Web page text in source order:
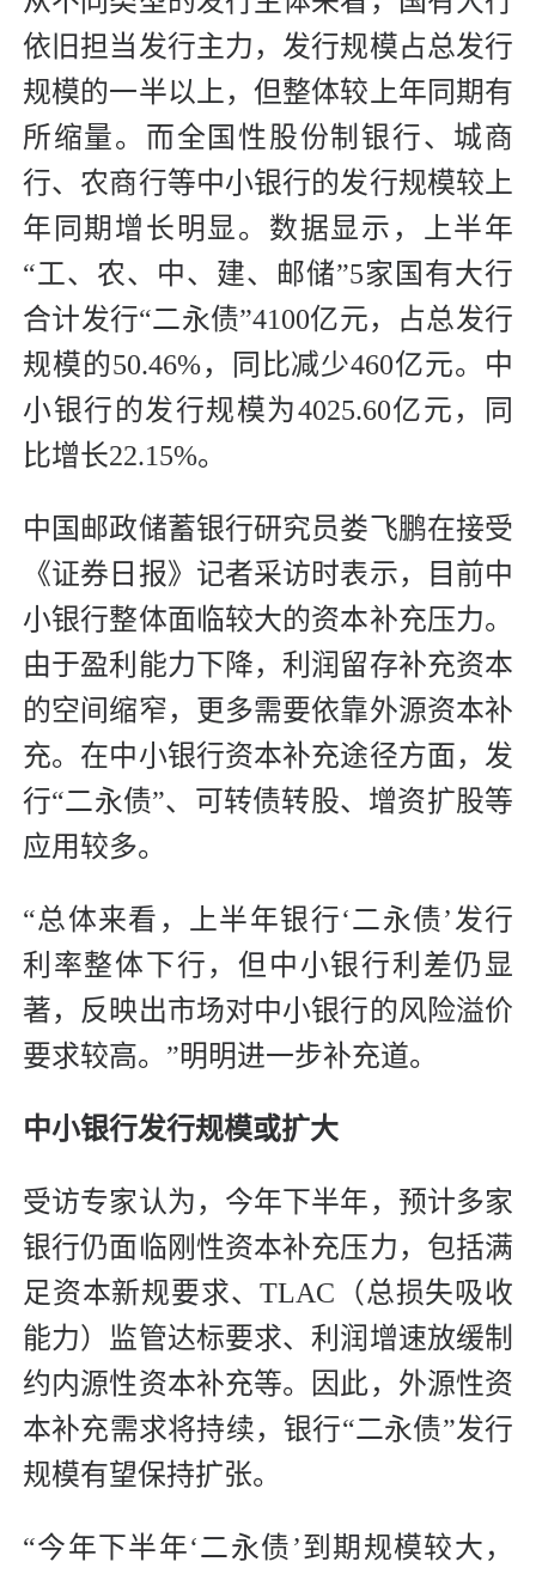
依旧担当发行主力，发行规模占总发行
规模的一半以上，但整体较上年同期有
所缩量。而全国性股份制银行、城商
行、农商行等中小银行的发行规模较上
年同期增长明显。数据显示，上半年
“工、农、中、建、邮储”5家国有大行
合计发行“二永债”4100亿元，占总发行
规模的50.46%，同比减少460亿元。中
小银行的发行规模为4025.60亿元，同
比增长22.15%。
中国邮政储蓄银行研究员娄飞鹏在接受
《证券日报》记者采访时表示，目前中
小银行整体面临较大的资本补充压力。
由于盈利能力下降，利润留存补充资本
的空间缩窄，更多需要依靠外源资本补
充。在中小银行资本补充途径方面，发
行“二永债”、可转债转股、增资扩股等
应用较多。
“总体来看，上半年银行‘二永债’发行
利率整体下行，但中小银行利差仍显
著，反映出市场对中小银行的风险溢价
要求较高。”明明进一步补充道。
中小银行发行规模或扩大
受访专家认为，今年下半年，预计多家
银行仍面临刚性资本补充压力，包括满
足资本新规要求、TLAC（总损失吸收
能力）监管达标要求、利润增速放缓制
约内源性资本补充等。因此，外源性资
本补充需求将持续，银行“二永债”发行
规模有望保持扩张。
“今年下半年‘二永债’到期规模较大，